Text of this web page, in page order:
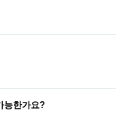
능한가요?